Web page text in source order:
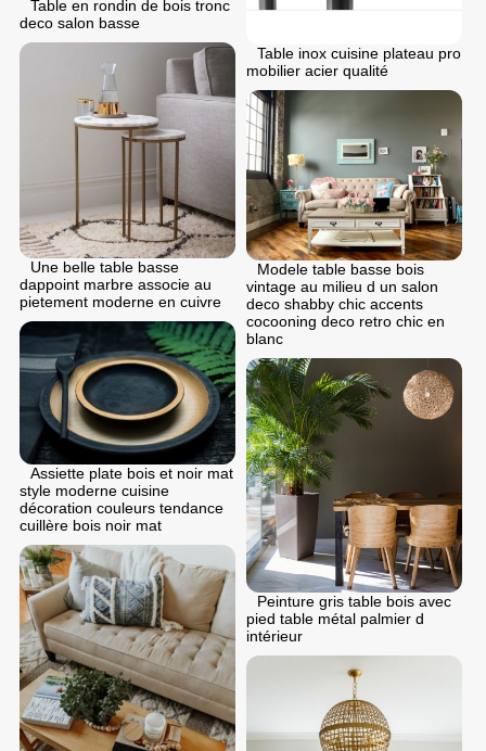
Table en rondin de bois tronc
deco salon basse
Table inox cuisine plateau pro
mobilier acier qualité
Une belle table basse
dappoint marbre associe au
pietement moderne en cuivre
Modele table basse bois
vintage au milieu d un salon
deco shabby chic accents
cocooning deco retro chic en
blanc
Assiette plate bois et noir mat
style moderne cuisine
décoration couleurs tendance
cuillère bois noir mat
Peinture gris table bois avec
pied table métal palmier d
intérieur